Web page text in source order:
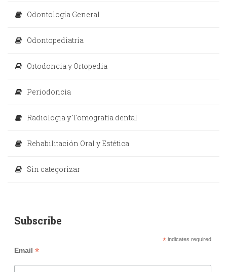
Odontología General
Odontopediatría
Ortodoncia y Ortopedia
Periodoncia
Radiologia y Tomografía dental
Rehabilitación Oral y Estética
Sin categorizar
Subscribe
*indicates required
Email *